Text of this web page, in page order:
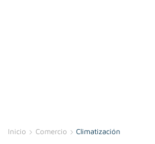
Inicio Comercio Climatización